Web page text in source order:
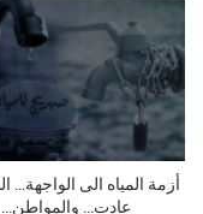
الاستثمار إلى…